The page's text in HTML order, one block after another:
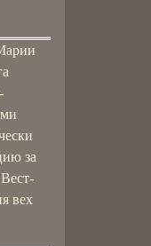
за
вех